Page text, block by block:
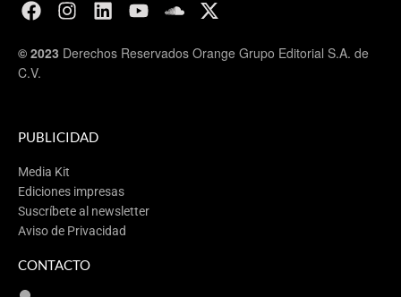
© 2023 Derechos Reservados Orange Grupo Editorial S.A. de
C.V.
PUBLICIDAD
Media Kit
Ediciones impresas
Suscríbete al newsletter
Aviso de Privacidad
CONTACTO